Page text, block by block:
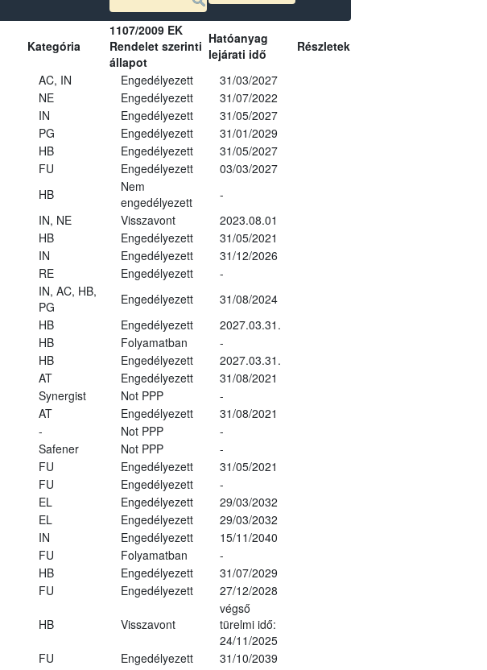
Kategória
1107/2009 EK
Rendelet szerinti
állapot
Hatóanyag
lejárati idő
Részletek
AC, IN Engedélyezett
31/03/2027
NE Engedélyezett
31/07/2022
IN Engedélyezett
31/05/2027
PG Engedélyezett
31/01/2029
HB Engedélyezett
31/05/2027
FU Engedélyezett
03/03/2027
HB
Nem
engedélyezett
-
IN, NE Visszavont
2023.08.01
HB Engedélyezett
31/05/2021
IN Engedélyezett
31/12/2026
RE Engedélyezett
-
IN, AC, HB,
PG
Engedélyezett
31/08/2024
HB Engedélyezett
2027.03.31.
HB Folyamatban
-
HB Engedélyezett
2027.03.31.
AT Engedélyezett
31/08/2021
Synergist Not PPP
-
AT Engedélyezett
31/08/2021
- Not PPP
-
Safener Not PPP
-
FU Engedélyezett
31/05/2021
FU Engedélyezett
-
EL Engedélyezett
29/03/2032
EL Engedélyezett
29/03/2032
IN Engedélyezett
15/11/2040
FU Folyamatban
-
HB Engedélyezett
31/07/2029
FU Engedélyezett 27/12/2028
HB Visszavont
végső
türelmi idő:
24/11/2025
FU Engedélyezett
31/10/2039